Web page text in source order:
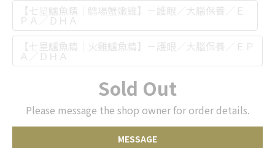
【七星鱸魚精｜鱈場蟹嫩雞】－護眼／大腦保養／Ｅ
ＰＡ／ＤＨＡ
【七星鱸魚精｜火雞鱸魚精】－護眼／大腦保養／ＥＰ
Ａ／ＤＨＡ
Sold Out
Please message the shop owner for order details.
MESSAGE